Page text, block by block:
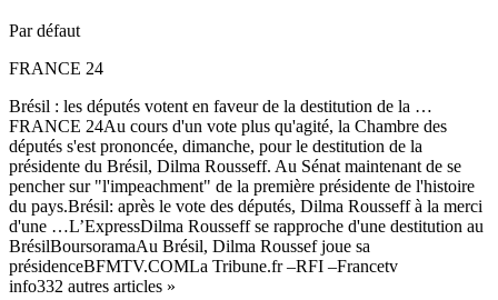
Par défaut
FRANCE 24
Brésil : les députés votent en faveur de la destitution de la …
FRANCE 24Au cours d'un vote plus qu'agité, la Chambre des
députés s'est prononcée, dimanche, pour le destitution de la
présidente du Brésil, Dilma Rousseff. Au Sénat maintenant de se
pencher sur "l'impeachment" de la première présidente de l'histoire
du pays.Brésil: après le vote des députés, Dilma Rousseff à la merci
d'une …L’ExpressDilma Rousseff se rapproche d'une destitution au
BrésilBoursoramaAu Brésil, Dilma Roussef joue sa
présidenceBFMTV.COMLa Tribune.fr –RFI –Francetv
info332 autres articles »